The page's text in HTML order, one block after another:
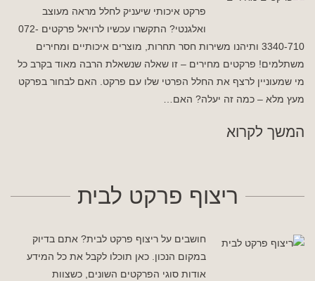
פרקט איכותי שיעניק לחלל מראה מעוצב
ואלגנטי? התקשרו עכשיו לרויאל פרקטים 072-
3340-710 ותיהנו משירות חסר תחרות, מוצרים איכותיים ומחירים
משתלמים! פרקטים מחירים – זו שאלה שנשאלת הרבה מאוד בקרב כל
מי שמעוניין לרצף את החלל הפרטי שלו עם פרקט. האם לבחור בפרקט
מעץ מלא – כמה זה יעלה? האם…
המשך לקרוא
ריצוף פרקט לבית
חושבים על ריצוף פרקט לבית? אתם בדיוק
במקום הנכון. כאן תוכלו לקבל את כל המידע
אודות סוגי הפרקטים השונים, כשצוות